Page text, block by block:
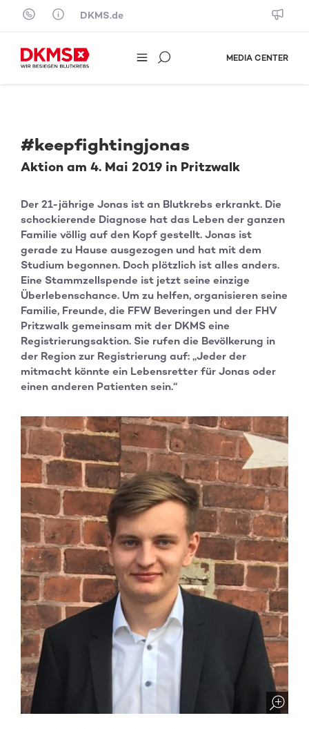
Skip to content
DKMS.de
MEDIA CENTER
#keepfightingjonas
Aktion am 4. Mai 2019 in Pritzwalk
Der 21-jährige Jonas ist an Blutkrebs erkrankt. Die
schockierende Diagnose hat das Leben der ganzen
Familie völlig auf den Kopf gestellt. Jonas ist
gerade zu Hause ausgezogen und hat mit dem
Studium begonnen. Doch plötzlich ist alles anders.
Eine Stammzellspende ist jetzt seine einzige
Überlebenschance. Um zu helfen, organisieren seine
Familie, Freunde, die FFW Beveringen und der FHV
Pritzwalk gemeinsam mit der DKMS eine
Registrierungsaktion. Sie rufen die Bevölkerung in
der Region zur Registrierung auf: „Jeder der
mitmacht könnte ein Lebensretter für Jonas oder
einen anderen Patienten sein.“